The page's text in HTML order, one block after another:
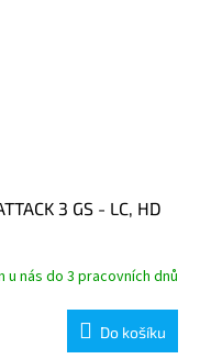
3 GS - LC, HD
u nás do 3 pracovních dnů
Do košíku